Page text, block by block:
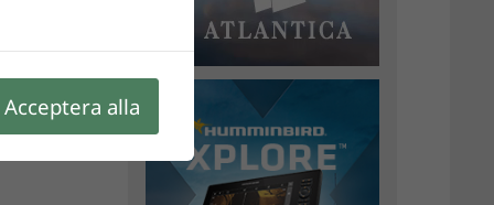
Acceptera alla